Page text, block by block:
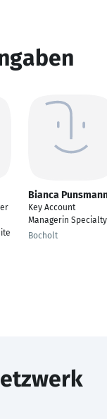
Bianca
Key Account
Managerin Specialty
Bocholt